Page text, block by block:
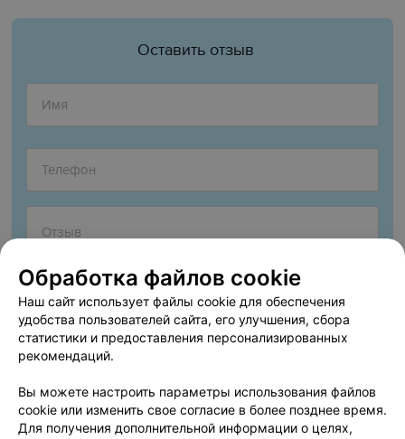
Оставить отзыв
Согласен опубликовать отзыв. Подробнее об
прав
Обработка файлов cookie
Наш сайт использует файлы cookie для обеспечения
удобства пользователей сайта, его улучшения, сбора
статистики и предоставления персонализированных
рекомендаций.
Вы можете настроить параметры использования файлов
cookie или изменить свое согласие в более позднее время.
Для получения дополнительной информации о целях,